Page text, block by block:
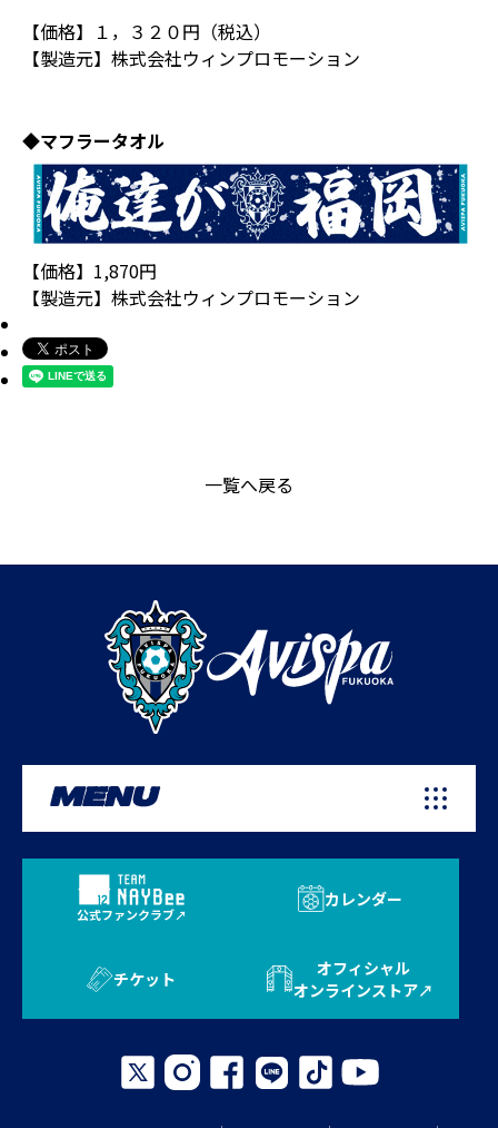
【価格】１，３２０円（税込）
【製造元】株式会社ウィンプロモーション
◆マフラータオル
【価格】1,870円
【製造元】株式会社ウィンプロモーション
一覧へ戻る
MENU
公式ファンクラブ
カレンダー
チケット
オフィシャル
オンラインストア